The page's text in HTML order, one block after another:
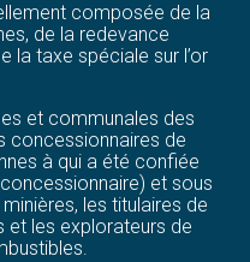
composée de la
de la redevance
la taxe spéciale sur l’or
et communales des
concessionnaires de
à qui a été confiée
concessionnaire) et sous
les titulaires de
et les explorateurs de